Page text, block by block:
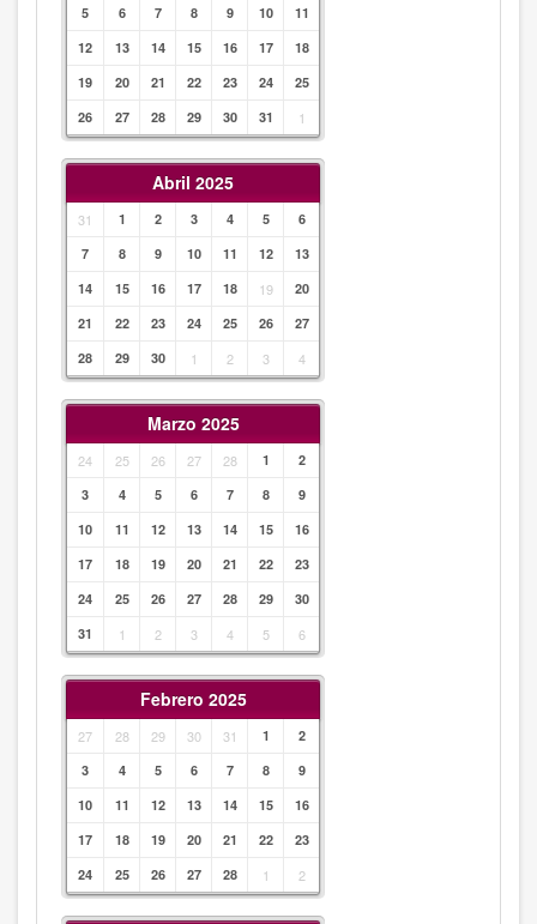
5 6 7 8 9 10
11
12
13 14 15 16 17
18
19
20 21 22 23 24
25
26
27 28 29 30 31 1
Abril 2025
31 1 2 3 4 5
6
7
8 9 10 11 12
13
14
15 16 17 18 19
20
21
22 23 24 25 26
27
28
29 30 1 2 3 4
Marzo 2025
24 25 26 27 28 1
2
3
4 5 6 7 8
9
10
11 12 13 14 15
16
17
18 19 20 21 22
23
24
25 26 27 28 29
30
31
1 2 3 4 5 6
Febrero 2025
27 28 29 30 31 1
2
3
4 5 6 7 8
9
10
11 12 13 14 15
16
17
18 19 20 21 22
23
24
25 26 27 28 1 2